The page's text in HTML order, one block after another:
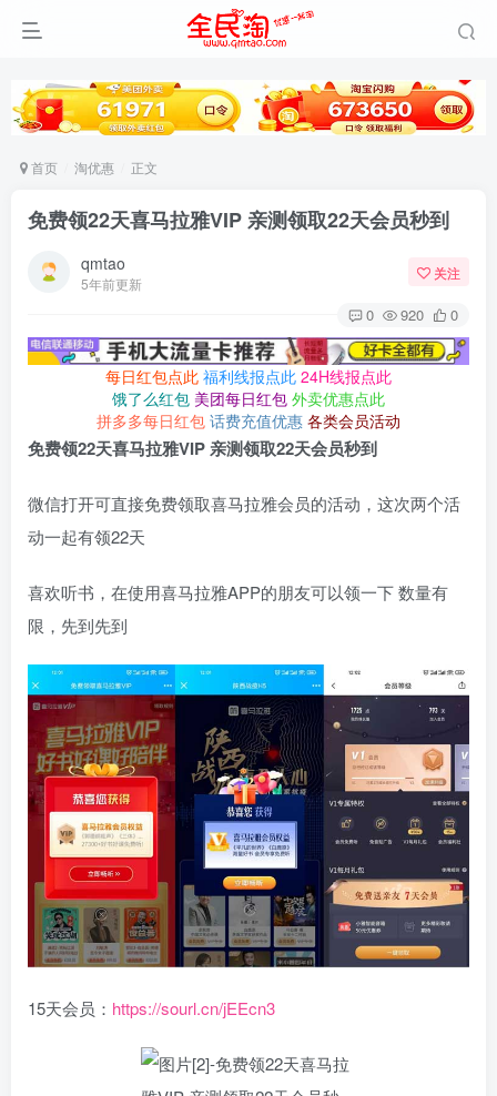
首页 淘优惠 正文
免费领22天喜马拉雅VIP 亲测领取22天会员秒到
qmtao
5年前更新
关注
0 920 0
每日红包点此 福利线报点此 24H线报点此
饿了么红包 美团每日红包 外卖优惠点此
拼多多每日红包 话费充值优惠 各类会员活动
免费领22天喜马拉雅VIP 亲测领取22天会员秒到
微信打开可直接免费领取喜马拉雅会员的活动，这次两个活
动一起有领22天
喜欢听书，在使用喜马拉雅APP的朋友可以领一下 数量有
限，先到先到
15天会员： https://sourl.cn/jEEcn3